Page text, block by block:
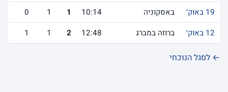
19 באוק׳
באסקוניה 10:14
1
1
0
12 באוק׳
ברוזה במברג 12:48
2
1
1
← לסגל הנוכחי